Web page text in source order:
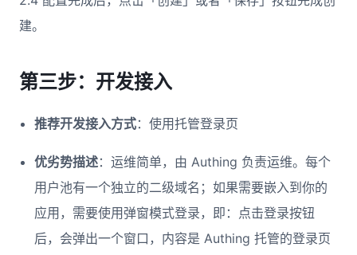
建。
第三步：开发接入
推荐开发接入方式：使用托管登录页
优劣势描述：运维简单，由 Authing 负责运维。每个
用户池有一个独立的二级域名；如果需要嵌入到你的
应用，需要使用弹窗模式登录，即：点击登录按钮
后，会弹出一个窗口，内容是 Authing 托管的登录页